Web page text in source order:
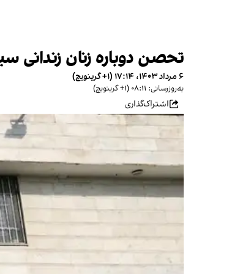
تحصن دوباره زنان زندانی
۶ مرداد ۱۴۰۳، ۱۷:۱۴ (‎+۱ گرینویچ)
به‌روزرسانی: ۰۸:۱۱ (‎+۱ گرینویچ)
اشتراک‌گذاری